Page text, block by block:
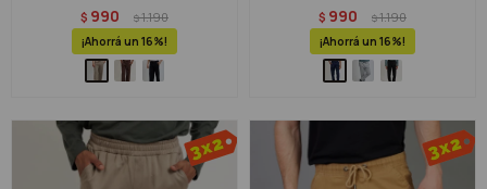
$ 990 $1.190
16
$ 990 $1.190
16